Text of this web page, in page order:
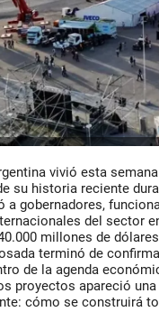
vivió esta
su historia reciente
a gobernadores,
del sector
millones de
terminó de
de la agenda
proyectos apareció
cómo se construirá